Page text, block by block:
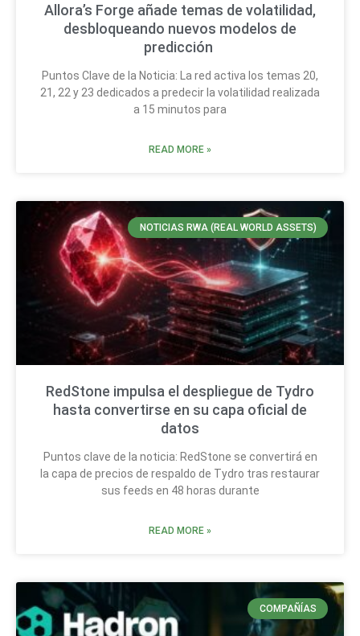
Allora’s Forge añade temas de volatilidad,
desbloqueando nuevos modelos de
predicción
Puntos Clave de la Noticia: La red activa los temas 20,
21, 22 y 23 dedicados a predecir la volatilidad realizada
a 15 minutos para
READ MORE »
NOTICIAS RWA (REAL WORLD ASSETS)
RedStone impulsa el despliegue de Tydro
hasta convertirse en su capa oficial de
datos
Puntos clave de la noticia: RedStone se convertirá en
la capa de precios de respaldo de Tydro tras restaurar
sus feeds en 48 horas durante
READ MORE »
COMPAÑÍAS